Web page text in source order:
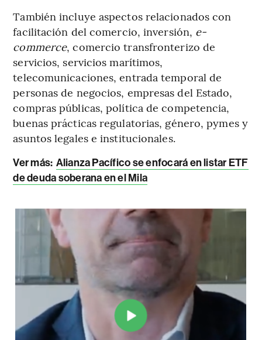
También incluye aspectos relacionados con
facilitación del comercio, inversión, e-
commerce, comercio transfronterizo de
servicios, servicios marítimos,
telecomunicaciones, entrada temporal de
personas de negocios, empresas del Estado,
compras públicas, política de competencia,
buenas prácticas regulatorias, género, pymes y
asuntos legales e institucionales.
Ver más: Alianza Pacífico se enfocará en listar ETF
de deuda soberana en el Mila